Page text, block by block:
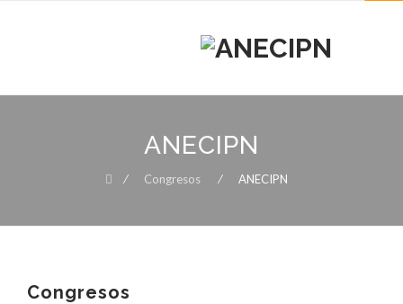
ANECIPN
⁄ Congresos ⁄ ANECIPN
Congresos